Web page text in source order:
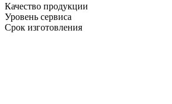
Качество продукции
Уровень сервиса
Срок изготовления